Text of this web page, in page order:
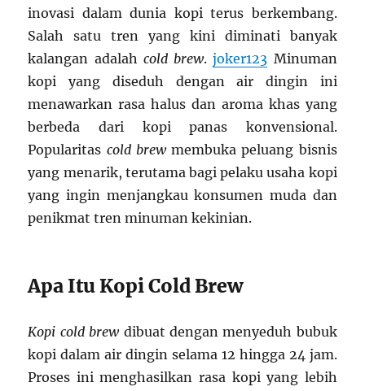
inovasi dalam dunia kopi terus berkembang.
Salah satu tren yang kini diminati banyak
kalangan adalah cold brew.joker123 Minuman
kopi yang diseduh dengan air dingin ini
menawarkan rasa halus dan aroma khas yang
berbeda dari kopi panas konvensional.
Popularitas cold brewmembuka peluang bisnis
yang menarik, terutama bagi pelaku usaha kopi
yang ingin menjangkau konsumen muda dan
penikmat tren minuman kekinian.
Apa Itu Kopi Cold Brew
Kopi cold brewdibuat dengan menyeduh bubuk
kopi dalam air dingin selama 12 hingga 24 jam.
Proses ini menghasilkan rasa kopi yang lebih